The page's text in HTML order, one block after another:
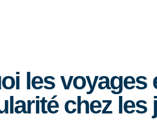
les voyages
chez les